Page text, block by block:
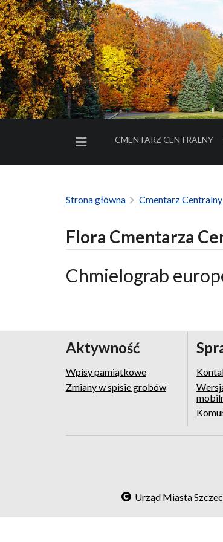
MENU BOCZNE
CMENTARZ CENTRALNY
Strona główna Cmentarz Centralny
Flora Cmentarza
Chmielograb
Aktywność
Wpisy pamiątkowe
Zmiany w spisie grobów
Urząd Miasta